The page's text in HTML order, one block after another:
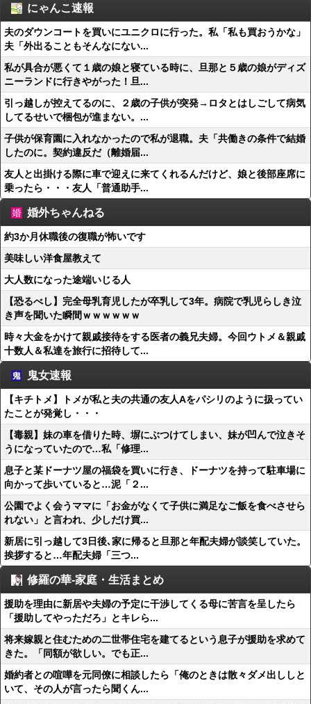
にゃんこ速報
夫のダウンコートを買いにユニクロに行った。私「私も買おうかな」
夫「外出ることもそんなにない...
私が具合が悪くて１歳の娘と寝ている時に、旦那と５歳の娘がディズ
ニーランドに行きやがった！旦...
引っ越しが控えてるのに、２歳の子供が突発→ロタとはしごして病気
してるせいで梱包が進まない。...
子供が保育園に入れなかったので私が退職。夫「共働きの条件で結婚
したのに。契約違反だ（離婚届...
友人と出掛ける際に車で迎えに来てくれるんだけど、娘と後部座席に
乗ったら・・・友人「普通助手...
婚外ちゃんねる
約3か月休職後の復職が怖いです
美味しい洋食屋教えて
大人数になった途端いじる人
【恐るべし】完全母乳育児したが卒乳して3年。病院で乳児らしき泣
き声を聞いた瞬間ｗｗｗｗｗｗ
時々大金をかけて親戚接待をする医者の義兄夫婦。今回ウトメ＆親戚
十数人＆私達を旅行に招待して...
鬼女速報
【キチトメ】トメが私と夫の共通の友人Aをパシリのように扱ってい
たことが発覚し・・・
【毒親】妹の車を借りた時、塀にぶつけてしまい、妹が凹んで泣きそ
うになっていたので…私「修理...
息子と某ドーナツ屋の福袋を買いに行き、ドーナツを持って駐車場に
向かって歩いていると…泥「２...
公園でよく会うママに「お金がなくて子供に満足なご飯を食べさせら
れない」と言われ、少しだけ買...
新居に引っ越して3日後､家に帰ると旦那と年配夫婦が談笑していた。
挨拶すると…年配夫婦「三つ...
修羅の華-家庭・生活まとめ
援助を理由に新居や夫婦の予定に干渉してくる母に苦言を呈したら
「援助してやっただろ」とキレら...
将来嫁親と住むための二世帯住宅を建てるという息子が援助を求めて
きた。「同額が欲しい。でも正...
婚約者との喧嘩を元同僚に相談したら「俺のときは散々ダメ出ししと
いて、その人が言ったら聞くん...